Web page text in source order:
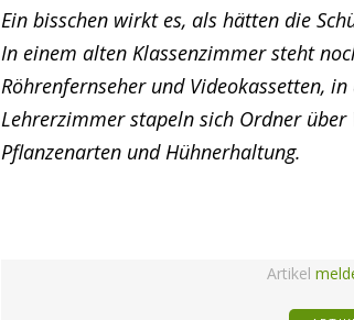
Ein bisschen wirkt es, als hätten die
In einem alten Klassenzimmer steht
Röhrenfernseher und Videokassetten,
Lehrerzimmer stapeln sich Ordner
Pflanzenarten und Hühnerhaltung.
Artikel